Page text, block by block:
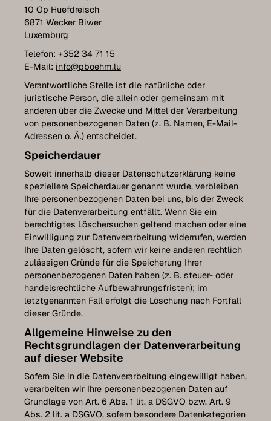
10 Op Huefdreisch
6871 Wecker Biwer
Luxemburg
Telefon: +352 34 71 15
E-Mail: info@pboehm.lu
Verantwortliche Stelle ist die natürliche oder
juristische Person, die allein oder gemeinsam mit
anderen über die Zwecke und Mittel der Verarbeitung
von personenbezogenen Daten (z. B. Namen, E-Mail-
Adressen o. Ä.) entscheidet.
Speicherdauer
Soweit innerhalb dieser Datenschutzerklärung keine
speziellere Speicherdauer genannt wurde, verbleiben
Ihre personenbezogenen Daten bei uns, bis der Zweck
für die Datenverarbeitung entfällt. Wenn Sie ein
berechtigtes Löschersuchen geltend machen oder eine
Einwilligung zur Datenverarbeitung widerrufen, werden
Ihre Daten gelöscht, sofern wir keine anderen rechtlich
zulässigen Gründe für die Speicherung Ihrer
personenbezogenen Daten haben (z. B. steuer- oder
handelsrechtliche Aufbewahrungsfristen); im
letztgenannten Fall erfolgt die Löschung nach Fortfall
dieser Gründe.
Allgemeine Hinweise zu den
Rechtsgrundlagen der Datenverarbeitung
auf dieser Website
Sofern Sie in die Datenverarbeitung eingewilligt haben,
verarbeiten wir Ihre personenbezogenen Daten auf
Grundlage von Art. 6 Abs. 1 lit. a DSGVO bzw. Art. 9
Abs. 2 lit. a DSGVO, sofern besondere Datenkategorien